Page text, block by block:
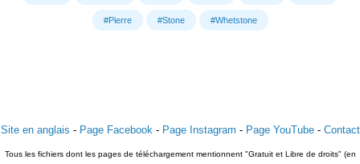
#Pierre #Stone #Whetstone
Site en anglais - Page Facebook - Page Instagram - Page YouTube- Contact
Tous les fichiers dont les pages de téléchargement mentionnent "Gratuit et Libre de droits" (en